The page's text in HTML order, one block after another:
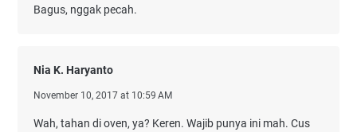
Bagus, nggak pecah.
Nia K. Haryanto
November 10, 2017 at 10:59 AM
Wah, tahan di oven, ya? Keren. Wajib punya ini mah. Cus